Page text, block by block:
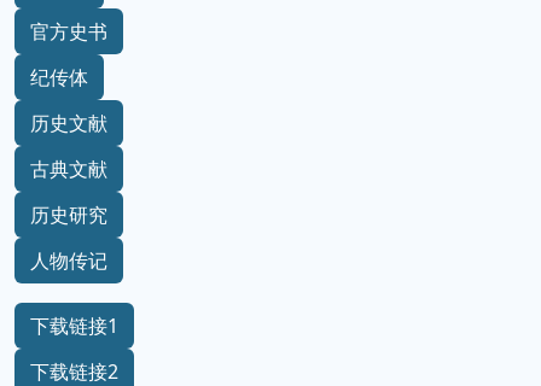
官方史书
纪传体
历史文献
古典文献
历史研究
人物传记
下载链接1
下载链接2